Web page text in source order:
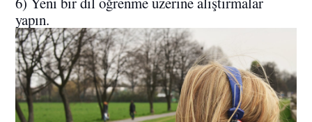
yapın.